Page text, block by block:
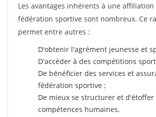
Les avantages inhérents à une
fédération sportive sont nombreux. Ce
permet entre autres :
D'obtenir l'agrément jeunesse et
D'accéder à des compétitions
De bénéficier des services et
fédération sportive ;
De mieux se structurer et d'étoffer
compétences humaines.